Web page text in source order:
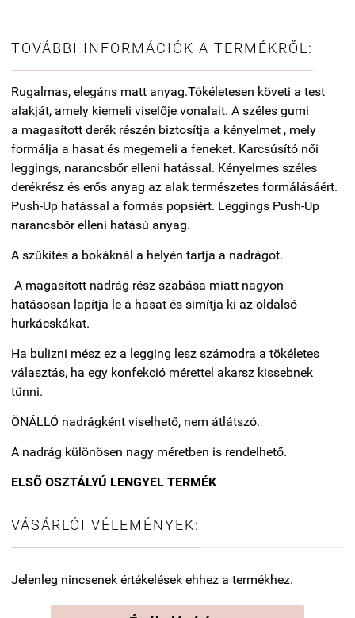
TOVÁBBI INFORMÁCIÓK A TERMÉKRŐL:
Rugalmas, elegáns matt anyag.Tökéletesen követi a test
alakját, amely kiemeli viselője vonalait. A széles gumi
a magasított derék részén biztosítja a kényelmet , mely
formálja a hasat és megemeli a feneket. Karcsúsító női
leggings, narancsbőr elleni hatással. Kényelmes széles
derékrész és erős anyag az alak természetes formálásáért.
Push-Up hatással a formás popsiért. Leggings Push-Up
narancsbőr elleni hatású anyag.
A szűkítés a bokáknál a helyén tartja a nadrágot.
A magasított nadrág rész szabása miatt nagyon
hatásosan lapítja le a hasat és simítja ki az oldalsó
hurkácskákat.
Ha bulizni mész ez a legging lesz számodra a tökéletes
választás, ha egy konfekció mérettel akarsz kissebnek
tünni.
ÖNÁLLÓ nadrágként viselhető, nem átlátszó.
A nadrág különösen nagy méretben is rendelhető.
ELSŐ OSZTÁLYÚ LENGYEL TERMÉK
VÁSÁRLÓI VÉLEMÉNYEK:
Jelenleg nincsenek értékelések ehhez a termékhez.